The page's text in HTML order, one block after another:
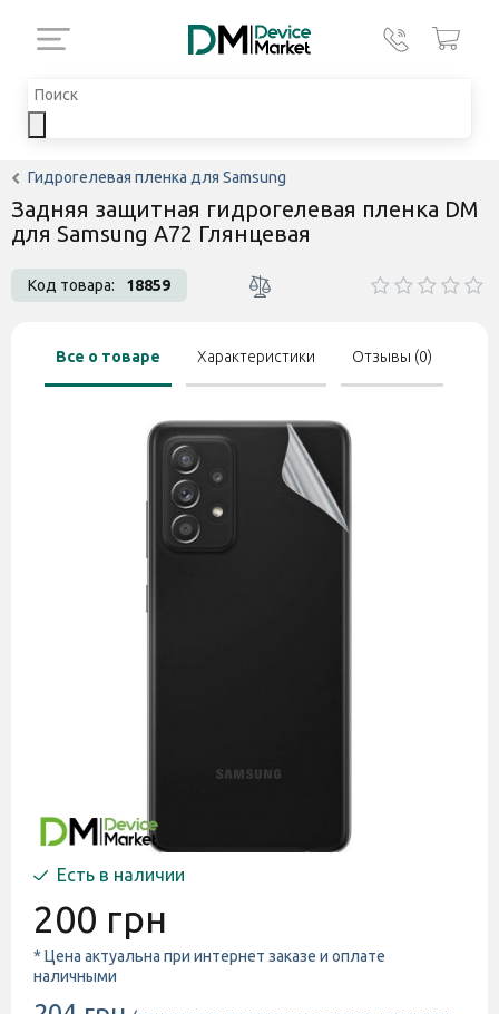
Гидрогелевая пленка для Samsung
Задняя защитная гидрогелевая пленка DM
для Samsung A72 Глянцевая
Код товара: 18859
Все о товаре Характеристики Отзывы (0)
Есть в наличии
200 грн
* Цена актуальна при интернет заказе и оплате
наличными